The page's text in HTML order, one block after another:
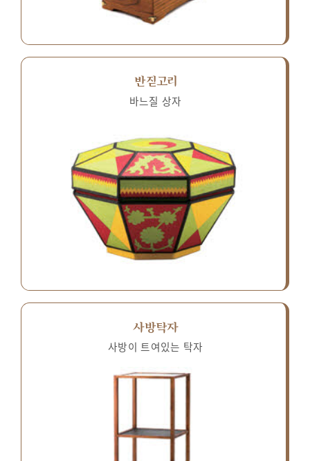
반짇고리
바느질 상자
사방탁자
사방이 트여있는 탁자